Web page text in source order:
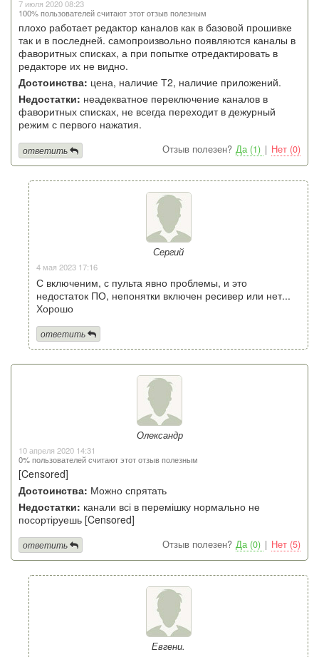
7 июля 2020 08:23
100% пользователей считают этот отзыв полезным
плохо работает редактор каналов как в базовой прошивке
так и в последней. самопроизвольно появляются каналы в
фаворитных списках, а при попытке отредактировать в
редакторе их не видно.
Достоинства: цена, наличие Т2, наличие приложений.
Недостатки: неадекватное переключение каналов в
фаворитных списках, не всегда переходит в дежурный
режим с первого нажатия.
Отзыв полезен? Да (1) | Нет (0)
ответить
Сергий
4 мая 2023 17:16
С включеним, с пульта явно проблемы, и это
недостаток ПО, непонятки включен ресивер или нет...
Хорошо
ответить
Олександр
10 апреля 2020 14:31
0% пользователей считают этот отзыв полезным
[Censored]
Достоинства: Можно спрятать
Недостатки: канали всі в перемішку нормально не
посортіруешь [Censored]
Отзыв полезен? Да (0) | Нет (5)
ответить
Евгени.